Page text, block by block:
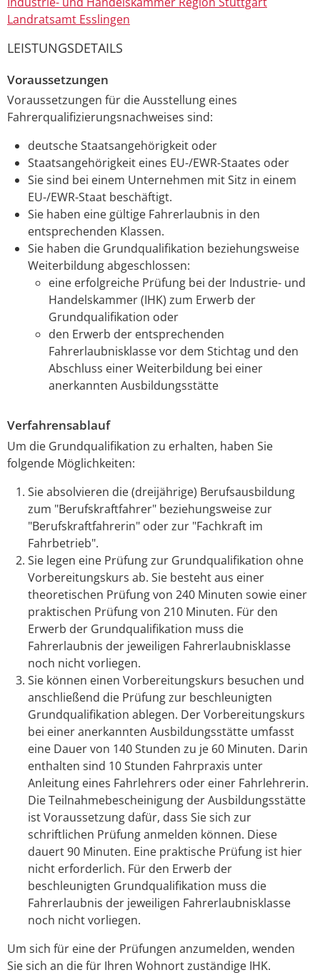
Landratsamt Esslingen
LEISTUNGSDETAILS
Voraussetzungen
Voraussetzungen für die Ausstellung eines
Fahrerqualifizierungsnachweises sind:
deutsche Staatsangehörigkeit oder
Staatsangehörigkeit eines EU-/EWR-Staates oder
Sie sind bei einem Unternehmen mit Sitz in einem
EU-/EWR-Staat beschäftigt.
Sie haben eine gültige Fahrerlaubnis in den
entsprechenden Klassen.
Sie haben die Grundqualifikation beziehungsweise
Weiterbildung abgeschlossen:
eine erfolgreiche Prüfung bei der Industrie- und
Handelskammer(IHK) zum Erwerb der
Grundqualifikation oder
den Erwerb der entsprechenden
Fahrerlaubnisklasse vor dem Stichtag und den
Abschluss einer Weiterbildung bei einer
anerkannten Ausbildungsstätte
Verfahrensablauf
Um die Grundqualifikation zu erhalten, haben Sie
folgende Möglichkeiten:
Sie absolvieren die (dreijährige) Berufsausbildung
zum "Berufskraftfahrer" beziehungsweise zur
"Berufskraftfahrerin" oder zur "Fachkraft im
Fahrbetrieb".
Sie legen eine Prüfung zur Grundqualifikation ohne
Vorbereitungskurs ab. Sie besteht aus einer
theoretischen Prüfung von 240 Minuten sowie einer
praktischen Prüfung von 210 Minuten. Für den
Erwerb der Grundqualifikation muss die
Fahrerlaubnis der jeweiligen Fahrerlaubnisklasse
noch nicht vorliegen.
Sie können einen Vorbereitungskurs besuchen und
anschließend die Prüfung zur beschleunigten
Grundqualifikation ablegen. Der Vorbereitungskurs
bei einer anerkannten Ausbildungsstätte umfasst
eine Dauer von 140 Stunden zu je 60 Minuten. Darin
enthalten sind 10 Stunden Fahrpraxis unter
Anleitung eines Fahrlehrers oder einer Fahrlehrerin.
Die Teilnahmebescheinigung der Ausbildungsstätte
ist Voraussetzung dafür, dass Sie sich zur
schriftlichen Prüfung anmelden können. Diese
dauert 90 Minuten. Eine praktische Prüfung ist hier
nicht erforderlich. Für den Erwerb der
beschleunigten Grundqualifikation muss die
Fahrerlaubnis der jeweiligen Fahrerlaubnisklasse
noch nicht vorliegen.
Um sich für eine der Prüfungen anzumelden, wenden
Sie sich an die für Ihren Wohnort zuständige IHK.